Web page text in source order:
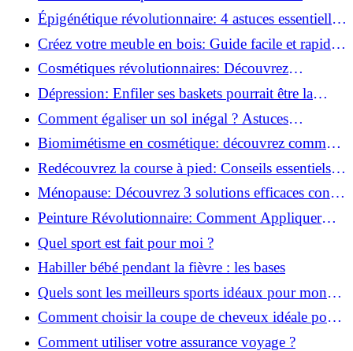
Monter des Carreaux de Béton Cellulaire!
Épigénétique révolutionnaire: 4 astuces essentielles
pour transformer votre bien-être!
Créez votre meuble en bois: Guide facile et rapide
pour débutants!
Cosmétiques révolutionnaires: Découvrez
comment les fermes verticales transforment la
beauté!
Dépression: Enfiler ses baskets pourrait être la
solution!
Comment égaliser un sol inégal ? Astuces
infaillibles pour réussir !
Biomimétisme en cosmétique: découvrez comment
la nature inspire l'avenir des soins beauté!
Redécouvrez la course à pied: Conseils essentiels
pour reprendre!
Ménopause: Découvrez 3 solutions efficaces contre
les bouffées de chaleur!
Peinture Révolutionnaire: Comment Appliquer
Deux Couleurs Sur Une Porte!
Quel sport est fait pour moi ?
Habiller bébé pendant la fièvre : les bases
Quels sont les meilleurs sports idéaux pour mon
enfant ?
Comment choisir la coupe de cheveux idéale pour
votre visage ?
Comment utiliser votre assurance voyage ?